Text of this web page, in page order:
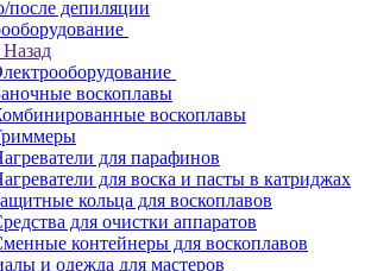
после депиляции
Назад
воскоплавы
воскоплавы
для парафинов
для воска и пасты в катриджах
кольца для воскоплавов
для очистки аппаратов
контейнеры для воскоплавов
и одежда для мастеров